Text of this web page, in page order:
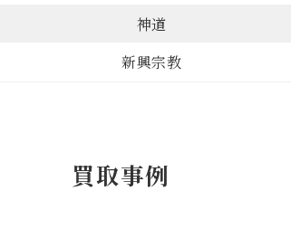
神道
新興宗教
買取事例